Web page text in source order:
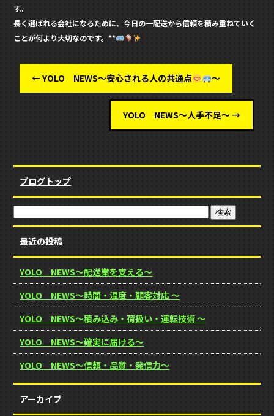
す。
長く選ばれる会社になるために、今日の一配送から信頼を積み重ねていく
ことが何より大切なのです。**
←YOLO NEWS～安心される人の共通点 ～
YOLO NEWS～人手不足～→
ブログトップ
最近の投稿
YOLO NEWS～配送業を支える～
YOLO NEWS～時間・温度・顧客対応 ～
YOLO NEWS～積み込み・荷扱い・運転技術 ～
YOLO NEWS～確実に届ける～
YOLO NEWS～信頼・品質・発信力～
アーカイブ